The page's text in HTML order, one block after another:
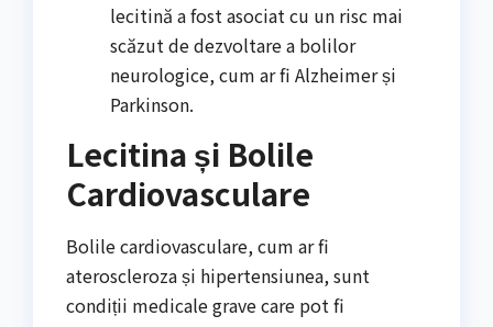
lecitină a fost asociat cu un risc mai
scăzut de dezvoltare a bolilor
neurologice, cum ar fi Alzheimer și
Parkinson.
Lecitina și Bolile
Cardiovasculare
Bolile cardiovasculare, cum ar fi
ateroscleroza și hipertensiunea, sunt
condiții medicale grave care pot fi